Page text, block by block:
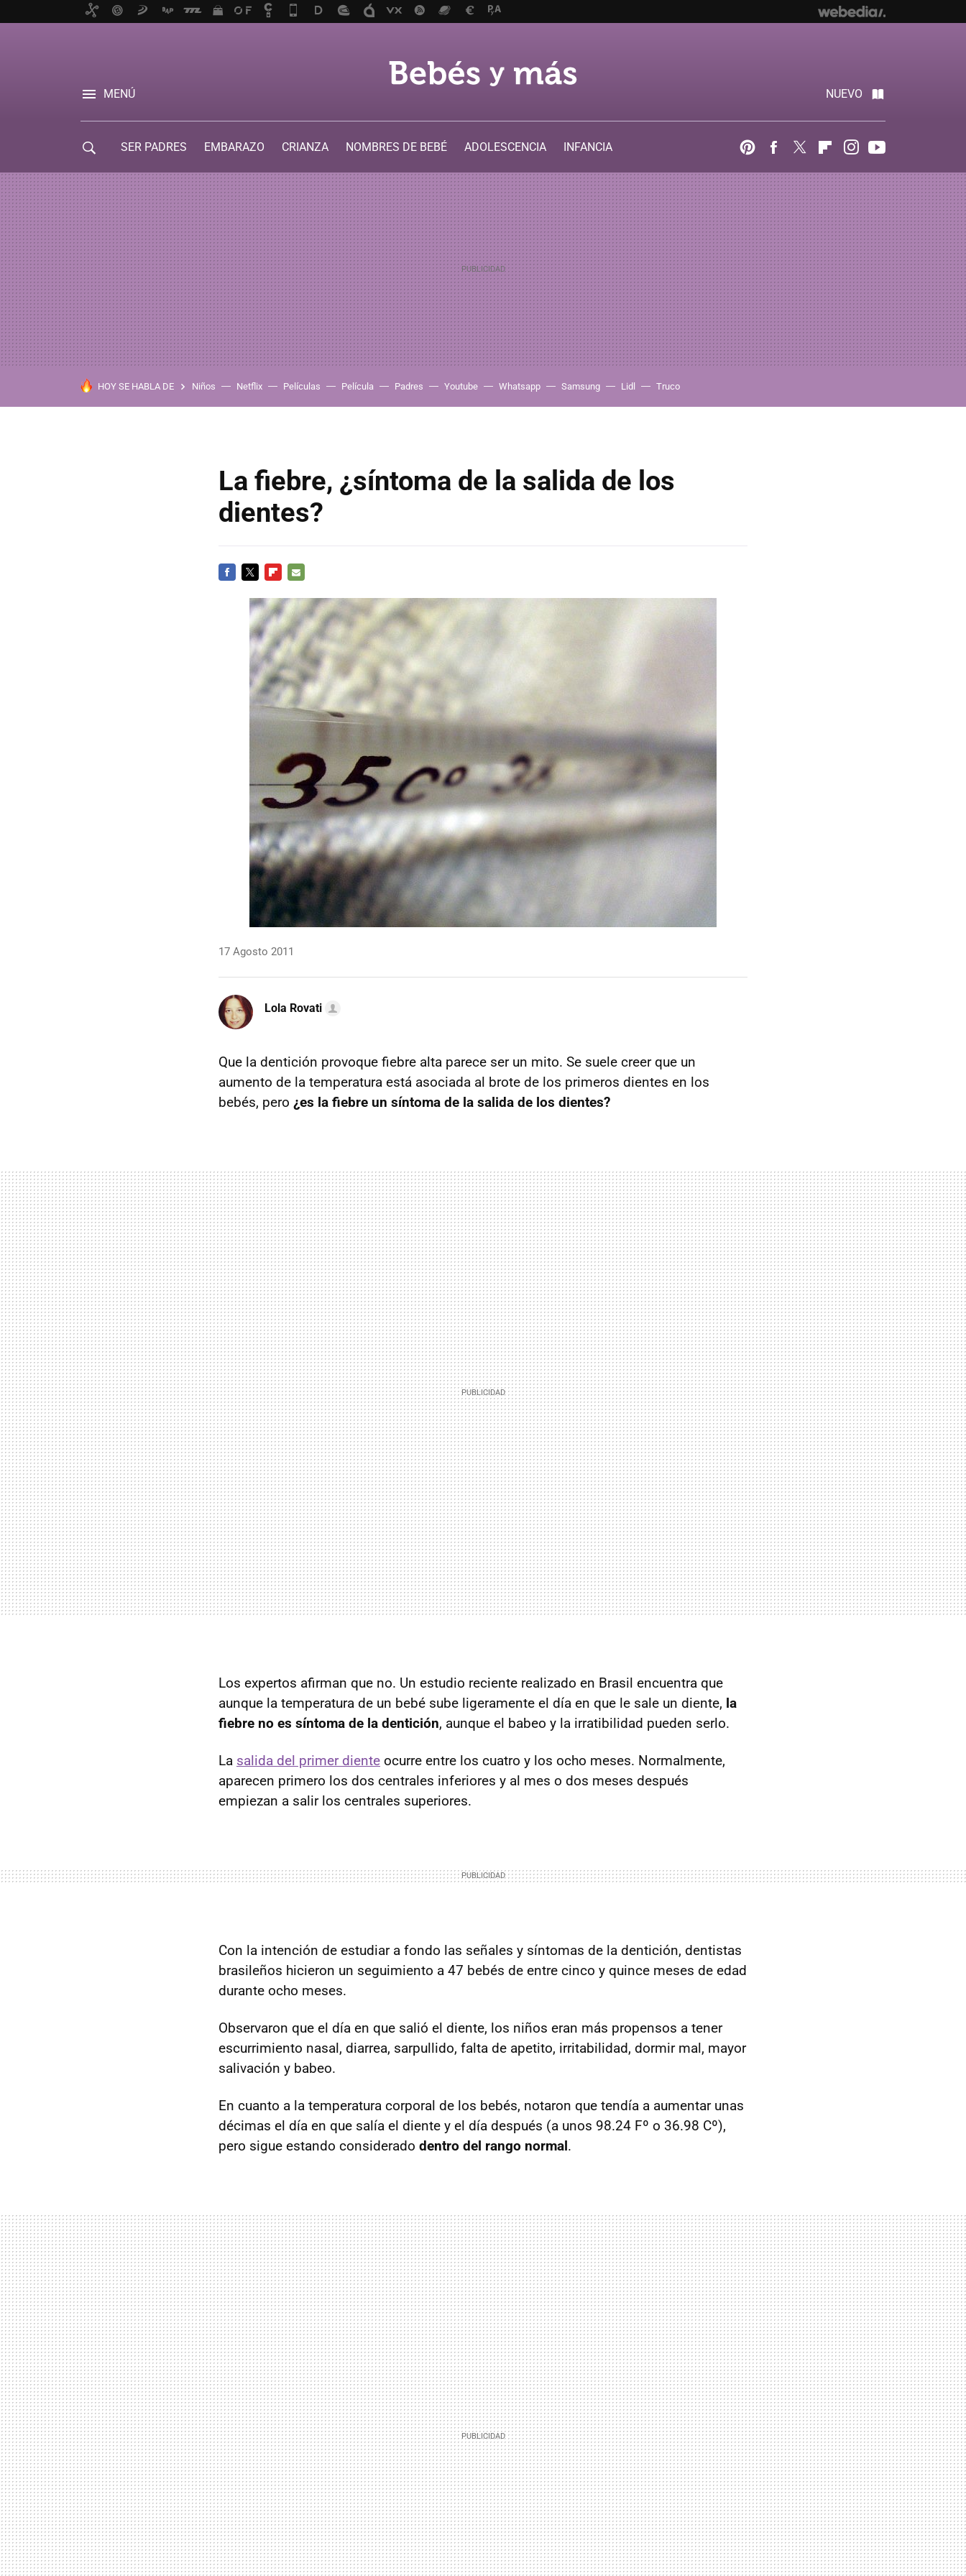
MENÚ NUEVO
SER PADRES EMBARAZO CRIANZA NOMBRES DE BEBÉ ADOLESCENCIA
INFANCIA
PinterestFacebook
Twitter FlipboardInstagram
HOY SE HABLA DE Niños Netflix Películas Película Padres Youtube Whatsapp Samsung Lidl Truco
La fiebre, ¿síntoma de la salida de los
dientes?
MAIL
17 Agosto 2011
Lola Rovati
Que la dentición provoque fiebre alta parece ser un mito. Se suele creer que un
aumento de la temperatura está asociada al brote de los primeros dientes en los
bebés, pero ¿es la fiebre un síntoma de la salida de los dientes?
Los expertos afirman que no. Un estudio reciente realizado en Brasil encuentra que
aunque la temperatura de un bebé sube ligeramente el día en que le sale un diente, la
fiebre no es síntoma de la dentición, aunque el babeo y la irratibilidad pueden serlo.
La salida del primer diente ocurre entre los cuatro y los ocho meses. Normalmente,
aparecen primero los dos centrales inferiores y al mes o dos meses después
empiezan a salir los centrales superiores.
Con la intención de estudiar a fondo las señales y síntomas de la dentición, dentistas
brasileños hicieron un seguimiento a 47 bebés de entre cinco y quince meses de edad
durante ocho meses.
Observaron que el día en que salió el diente, los niños eran más propensos a tener
escurrimiento nasal, diarrea, sarpullido, falta de apetito, irritabilidad, dormir mal, mayor
salivación y babeo.
En cuanto a la temperatura corporal de los bebés, notaron que tendía a aumentar unas
décimas el día en que salía el diente y el día después (a unos 98.24 Fº o 36.98 Cº),
pero sigue estando considerado dentro del rango normal.